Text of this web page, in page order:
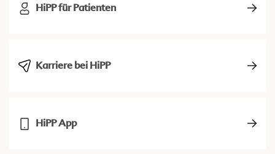
HiPP für Patienten
Karriere bei HiPP
HiPP App